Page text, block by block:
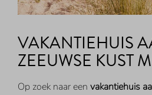
VAKANTIEHUIS
ZEEUWSE KUST
Op zoek naar eenvakantiehuis